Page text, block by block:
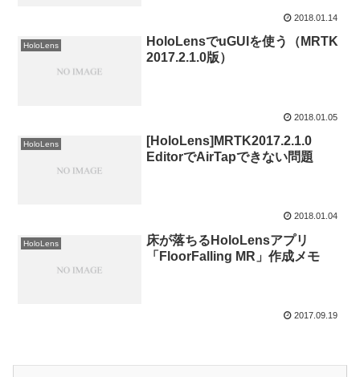
2018.01.14
HoloLens
HoloLensでuGUIを使う（MRTK
2017.2.1.0版）
2018.01.05
HoloLens
[HoloLens]MRTK2017.2.1.0
EditorでAirTapできない問題
2018.01.04
HoloLens
床が落ちるHoloLensアプリ
「FloorFalling MR」作成メモ
2017.09.19